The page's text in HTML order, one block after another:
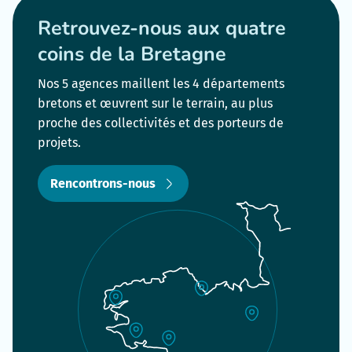
Retrouvez-nous aux quatre
coins de la Bretagne
Nos 5 agences maillent les 4 départements
bretons et œuvrent sur le terrain, au plus
proche des collectivités et des porteurs de
projets.
Rencontrons-nous